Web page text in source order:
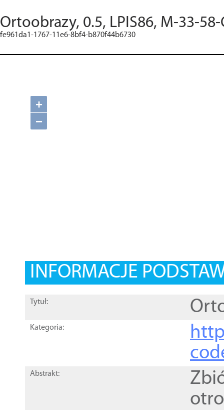
Ortoobrazy, 0.5, LPIS86, M-33-
fe961da1-1767-11e6-8bf4-b870f44b6730
+
−
INFORMACJE
Tytuł:
Kategoria:
Abstrakt: